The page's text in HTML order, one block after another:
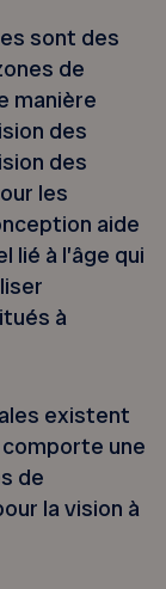
sont des
de
manière
des
des
les
aide
à l’âge qui
à
existent
une
de
la vision à